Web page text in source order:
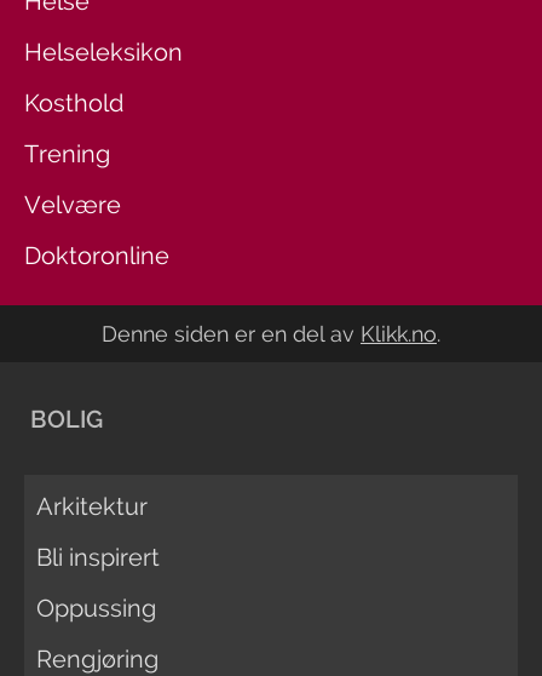
Helseleksikon
Kosthold
Trening
Velvære
Doktoronline
Denne siden er en del av Klikk.no.
BOLIG
Arkitektur
Bli inspirert
Oppussing
Rengjøring